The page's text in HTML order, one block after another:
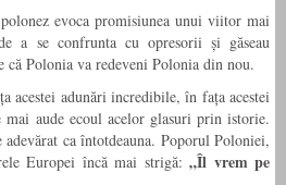
evoca promisiunea unui viitor mai
a se confrunta cu opresorii și găseau
că Polonia va redeveni Polonia din nou.
acestei adunări incredibile, în fața acestei
mai aude ecoul acelor glasuri prin istorie.
ca întotdeauna. Poporul Poloniei,
Europei încă mai strigă: „Îl vrem pe